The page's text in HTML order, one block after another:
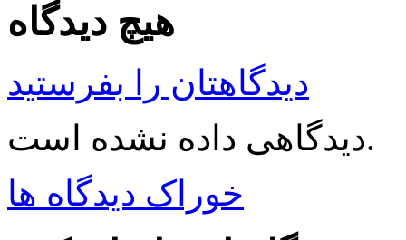
هیچ دیدگاه
دیدگاهتان را بفرستید
دیدگاهی داده نشده است.
خوراک دیدگاه ها